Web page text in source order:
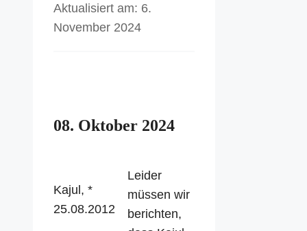
6.
November 2024
08. Oktober 2024
Kajul, *
25.08.2012
Leider
müssen wir
berichten,